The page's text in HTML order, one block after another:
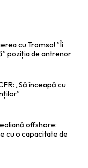
cu Tromso! ”Îi
poziția de antrenor
„Să înceapă cu
offshore:
cu o capacitate de